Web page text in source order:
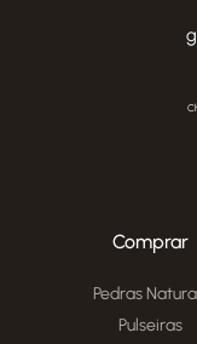
Comprar
Pedras
Pulseiras